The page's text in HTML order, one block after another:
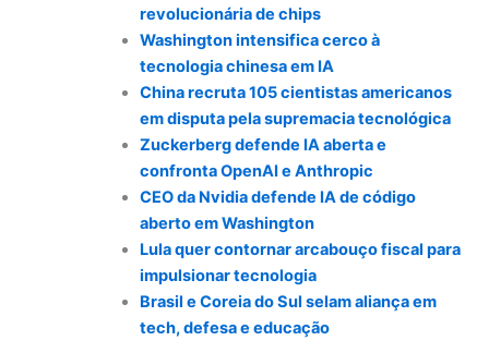
revolucionária de chips
Washington intensifica cerco à
tecnologia chinesa em IA
China recruta 105 cientistas americanos
em disputa pela supremacia tecnológica
Zuckerberg defende IA aberta e
confronta OpenAI e Anthropic
CEO da Nvidia defende IA de código
aberto em Washington
Lula quer contornar arcabouço fiscal para
impulsionar tecnologia
Brasil e Coreia do Sul selam aliança em
tech, defesa e educação